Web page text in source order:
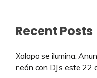
Recent Posts
Xalapa se ilumina:
neón con DJ’s este 22